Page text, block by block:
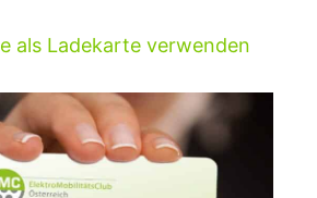
als Ladekarte verwenden